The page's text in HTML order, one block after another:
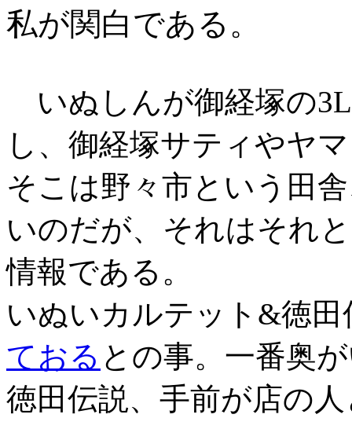
私が関白である 。
いぬしんが御経塚の
し、御経塚サティやヤ
そこは野々市という田
いのだが、それはそれ
情報である。
いぬいカルテット&徳
ておる との事。一番奥
徳田伝説、手前が店の